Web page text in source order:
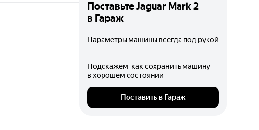
ПоставьтеJaguar Mark 2
в Гараж
Параметры машины всегда под рукой
Подскажем, как сохранить машину
в хорошем состоянии
Поставить в Гараж